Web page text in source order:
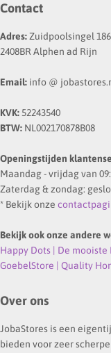
Contact
Adres:Zuidpoolsingel 186
2408BR Alphen ad Rijn
Email: info @
KVK: 52243540
BTW: NL002170878B08
Openingstijden
Maandag - vrijdag van
Zaterdag & zondag:
* Bekijk onze
Bekijk ook onze andere
Happy Dots | De
GoebelStore | Quality
Over ons
JobaStores is een
bieden voor zeer